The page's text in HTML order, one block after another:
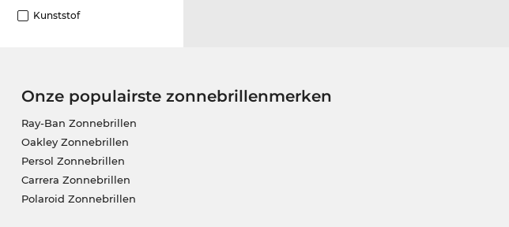
Kunststof
Onze populairste zonnebrillenmerken
Ray-Ban Zonnebrillen
Oakley Zonnebrillen
Persol Zonnebrillen
Carrera Zonnebrillen
Polaroid Zonnebrillen